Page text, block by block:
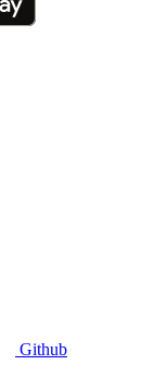
Github